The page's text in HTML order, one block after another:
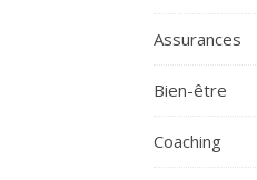
Assurances
Bien-être
Coaching